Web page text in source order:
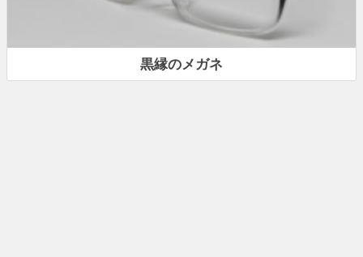
黒縁のメガネ